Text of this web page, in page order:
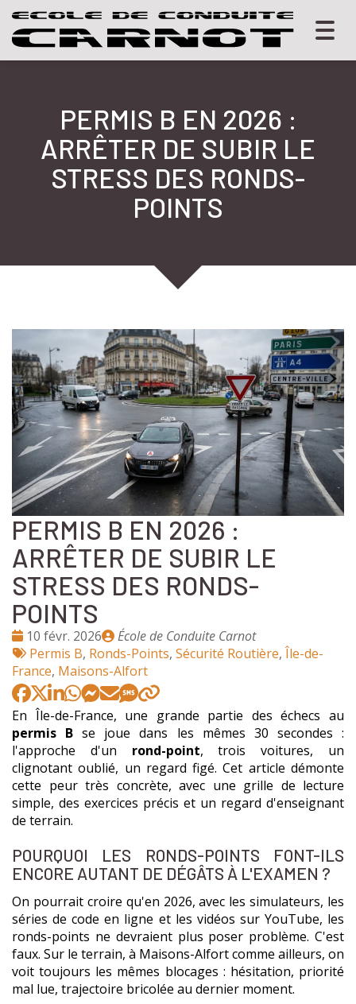
PERMIS B EN 2026 :
ARRÊTER DE SUBIR LE
STRESS DES RONDS-
POINTS
PERMIS B EN 2026 :
ARRÊTER DE SUBIR LE
STRESS DES RONDS-
POINTS
Date
:
10 févr. 2026
Publié
par
École de Conduite Carnot
Tags
:
Permis B, Ronds-Points, Sécurité Routière, Île-de-
France, Maisons-Alfort
En Île-de-France, une grande partie des échecs au
permis B se joue dans les mêmes 30 secondes :
l'approche d'un rond-point, trois voitures, un
clignotant oublié, un regard figé. Cet article démonte
cette peur très concrète, avec une grille de lecture
simple, des exercices précis et un regard d'enseignant
de terrain.
POURQUOI LES RONDS-POINTS FONT-ILS
ENCORE AUTANT DE DÉGÂTS À L'EXAMEN ?
On pourrait croire qu'en 2026, avec les simulateurs, les
séries de code en ligne et les vidéos sur YouTube, les
ronds-points ne devraient plus poser problème. C'est
faux. Sur le terrain, à Maisons-Alfort comme ailleurs, on
voit toujours les mêmes blocages : hésitation, priorité
mal lue, trajectoire bricolée au dernier moment.